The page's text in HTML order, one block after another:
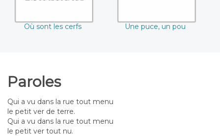
Où sont les cerfs Une puce, un pou
Paroles
Qui a vu dans la rue tout menu
le petit ver de terre.
Qui a vu dans la rue tout menu
le petit ver tout nu.